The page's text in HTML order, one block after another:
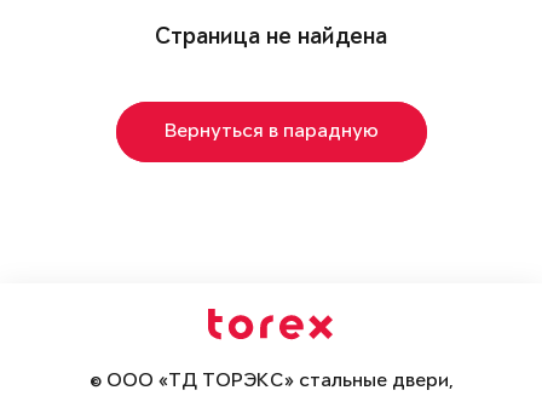
Страница не найдена
Вернуться в парадную
© ООО «ТД ТОРЭКС» стальные двери,